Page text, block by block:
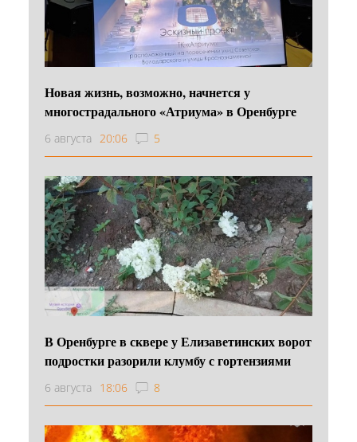
Новая жизнь, возможно, начнется у
многострадального «Атриума» в Оренбурге
6 августа 20:06 5
В Оренбурге в сквере у Елизаветинских ворот
подростки разорили клумбу с гортензиями
6 августа 18:06 8